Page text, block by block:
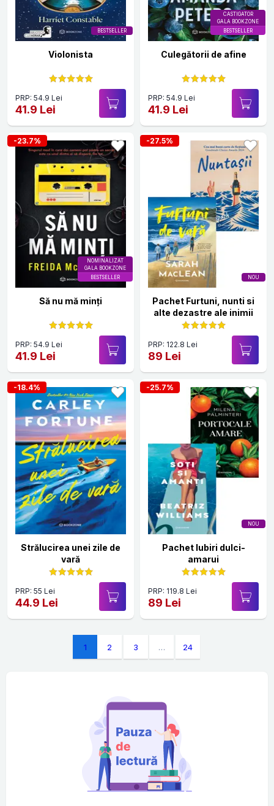
BESTSELLER
Violonista
PRP: 54.9 Lei
41.9 Lei
CASTIGATOR
GALA BOOKZONE
BESTSELLER
Culegătorii de afine
PRP: 54.9 Lei
41.9 Lei
NOMINALIZAT
GALA BOOKZONE
BESTSELLER
-23.7%
Să nu mă minți
PRP: 54.9 Lei
41.9 Lei
NOU
-27.5%
Pachet Furtuni, nunti si
alte dezastre ale inimii
PRP: 122.8 Lei
89 Lei
-18.4%
Strălucirea unei zile de
vară
PRP: 55 Lei
44.9 Lei
NOU
-25.7%
Pachet Iubiri dulci-
amarui
PRP: 119.8 Lei
89 Lei
1 2 3 … 24